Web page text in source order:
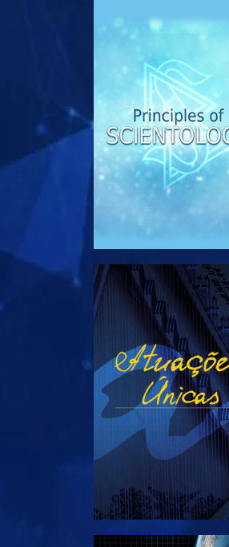
EXPLORE A SÉRIE
VEJA